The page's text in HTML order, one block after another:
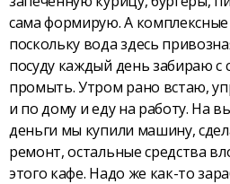
сама формирую. А
поскольку вода здесь
посуду каждый день забираю
промыть. Утром рано встаю,
и по дому и еду на работу. На
деньги мы купили машину,
ремонт, остальные средства
этого кафе. Надо же как-то